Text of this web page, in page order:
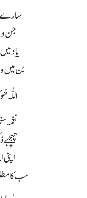
سارے
جن و
یاد
بن میں
اللّٰہ
نغمہ
سب کا